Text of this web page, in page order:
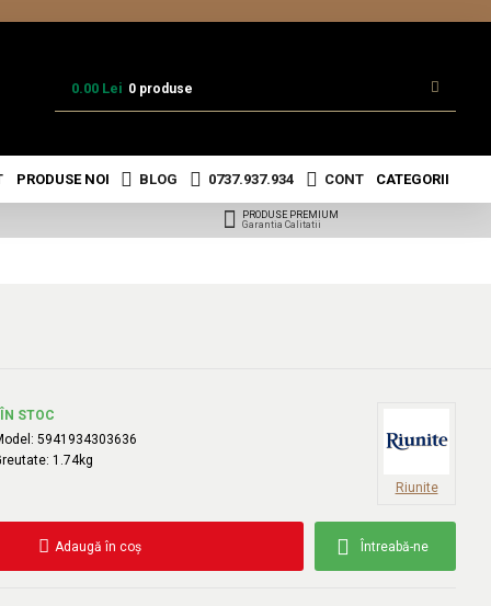
0.00 Lei 0 produse
PRODUSE NOI BLOG 0737.937.934 CONT CATEGORII
PRODUSE PREMIUM
Garantia Calitatii
ÎN STOC
5941934303636
1.74kg
Riunite
Adaugă în coş Întreabă-ne